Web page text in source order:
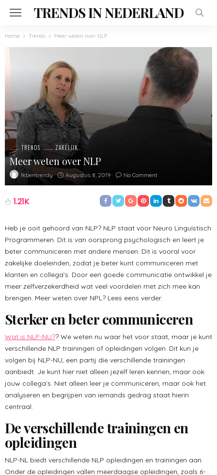
TRENDS IN NEDERLAND
Home Trends Meer weten over NLP
TRENDS ZAKELIJK
Meer weten over NLP
Ikbentrendy Augustus 8, 2019 No Comment
1.21K
Heb je ooit gehoord van NLP? NLP staat voor Neuro Linguïstisch
Programmeren. Dit is van oorsprong psychologisch en leert je
beter communiceren met andere mensen. Dit is vooral voor
zakelijke doeleinden, zodat je beter kunt communiceren met
klanten en collega’s. Door een goede communicatie ontwikkel je
meer zelfverzekerdheid wat veel voordelen met zich mee kan
brengen. Meer weten over NPL? Lees eens verder.
Sterker en beter communiceren
Wat is NLP-NU?? We weten nu waar het voor staat, maar je kunt
verschillende NLP trainingen of opleidingen volgen. Dit kun je
volgen bij NLP-NU, een partij die verschillende trainingen
aanbiedt. Je kunt hier niet alleen jezelf leren kennen, maar ook
jouw collega’s. Niet alleen leer je communiceren, maar ook het
analyseren en begrijpen van iemands gedrag staat hierin
centraal.
De verschillende trainingen en
opleidingen
NLP-NL biedt verschillende NLP opleidingen en trainingen aan.
Onder de opleidingen vallen meerdaagse opleidingen, zoals 6-